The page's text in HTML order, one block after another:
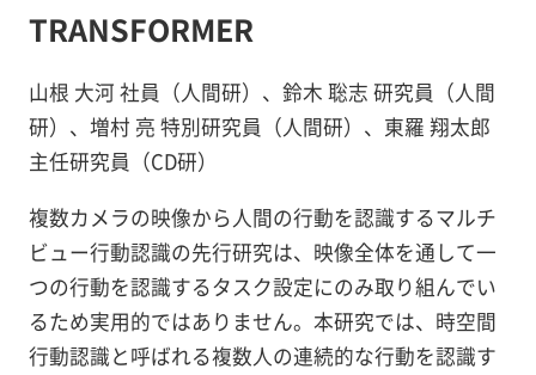
TRANSFORMER
山根 大河 社員（人間研）、鈴木 聡志 研究員（人間
研）、増村 亮 特別研究員（人間研）、東羅 翔太郎
主任研究員（CD研）
複数カメラの映像から人間の行動を認識するマルチ
ビュー行動認識の先行研究は、映像全体を通して一
つの行動を認識するタスク設定にのみ取り組んでい
るため実用的ではありません。本研究では、時空間
行動認識と呼ばれる複数人の連続的な行動を認識す